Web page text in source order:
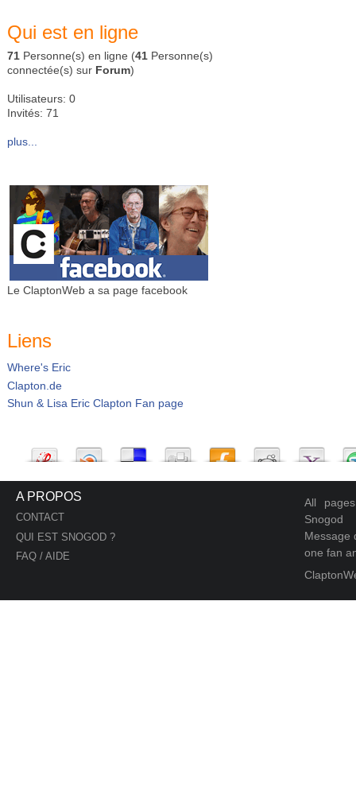
Qui est en ligne
71 Personne(s) en ligne (41 Personne(s)
connectée(s) sur Forum)
Utilisateurs: 0
Invités: 71
plus...
Le ClaptonWeb a sa page facebook
Liens
Where's Eric
Clapton.de
Shun & Lisa Eric Clapton Fan page
A PROPOS
CONTACT
QUI EST SNOGOD ?
FAQ / AIDE
All
Snogod
Message
one fan